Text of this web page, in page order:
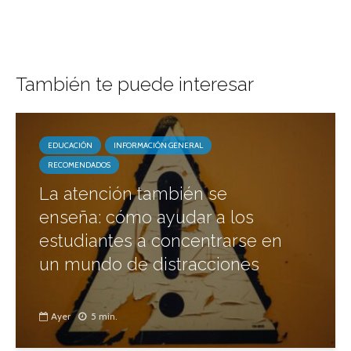
También te puede interesar
EDUCACIÓN
INFORMACIÓN GENERAL
RECOMENDADOS
La atención también se
enseña: cómo ayudar a los
estudiantes a concentrarse en
un mundo de distracciones
Ayer 5 min.